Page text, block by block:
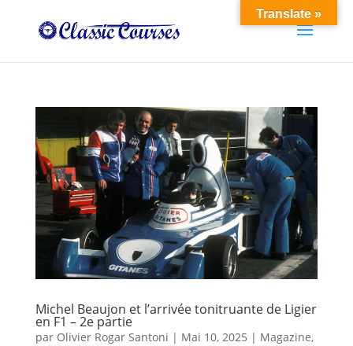
Michel Beaujon et l’arrivée tonitruante de Ligier
en F1 – 2e partie
par Olivier Rogar Santoni | Mai 10, 2025 | Magazine,
Translate »